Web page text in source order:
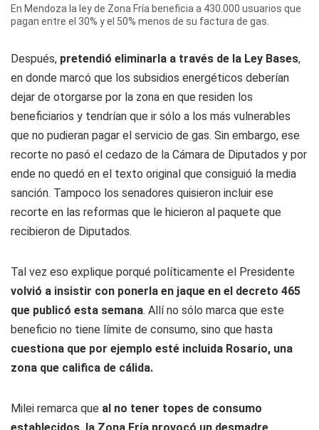
En Mendoza la ley de Zona Fría beneficia a 430.000 usuarios que
pagan entre el 30% y el 50% menos de su factura de gas.
Después, pretendió eliminarla a través de la Ley Bases,
en donde marcó que los subsidios energéticos deberían
dejar de otorgarse por la zona en que residen los
beneficiarios y tendrían que ir sólo a los más vulnerables
que no pudieran pagar el servicio de gas. Sin embargo, ese
recorte no pasó el cedazo de la Cámara de Diputados y por
ende no quedó en el texto original que consiguió la media
sanción. Tampoco los senadores quisieron incluir ese
recorte en las reformas que le hicieron al paquete que
recibieron de Diputados.
Tal vez eso explique porqué políticamente el Presidente
volvió a insistir con ponerla en jaque en el decreto 465
que publicó esta semana. Allí no sólo marca que este
beneficio no tiene límite de consumo, sino que hasta
cuestiona que por ejemplo esté incluida Rosario, una
zona que califica de cálida.
Milei remarca que al no tener topes de consumo